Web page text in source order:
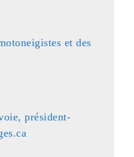
et des
président-